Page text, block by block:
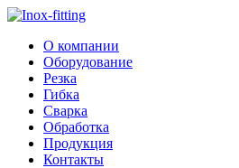
О компании
Оборудование
Резка
Гибка
Сварка
Обработка
Продукция
Контакты